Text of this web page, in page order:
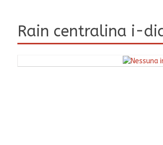
Rain centralina i-